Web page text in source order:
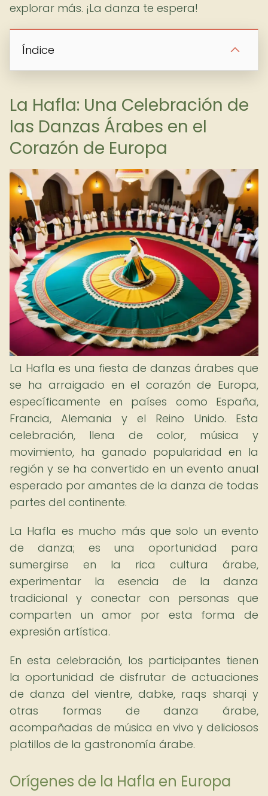
explorar más. ¡La danza te espera!
Índice
La Hafla: Una Celebración de
las Danzas Árabes en el
Corazón de Europa
La Hafla es una fiesta de danzas árabes que
se ha arraigado en el corazón de Europa,
específicamente en países como España,
Francia, Alemania y el Reino Unido. Esta
celebración, llena de color, música y
movimiento, ha ganado popularidad en la
región y se ha convertido en un evento anual
esperado por amantes de la danza de todas
partes del continente.
La Hafla es mucho más que solo un evento
de danza; es una oportunidad para
sumergirse en la rica cultura árabe,
experimentar la esencia de la danza
tradicional y conectar con personas que
comparten un amor por esta forma de
expresión artística.
En esta celebración, los participantes tienen
la oportunidad de disfrutar de actuaciones
de danza del vientre, dabke, raqs sharqi y
otras formas de danza árabe,
acompañadas de música en vivo y deliciosos
platillos de la gastronomía árabe.
Orígenes de la Hafla en Europa